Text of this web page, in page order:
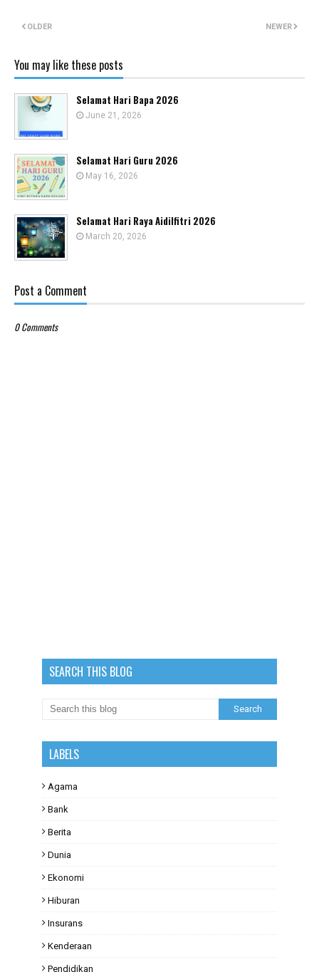
NEWER
OLDER
You may like these posts
Selamat Hari Bapa 2026
June 21, 2026
Selamat Hari Guru 2026
May 16, 2026
Selamat Hari Raya Aidilfitri 2026
March 20, 2026
Post a Comment
0 Comments
SEARCH THIS BLOG
LABELS
Agama
Bank
Berita
Dunia
Ekonomi
Hiburan
Insurans
Kenderaan
Pendidikan